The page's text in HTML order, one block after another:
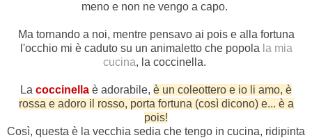
meno e non ne vengo a capo.
Ma tornando a noi, mentre pensavo ai pois e alla fortuna
l'occhio mi è caduto su un animaletto che popola la mia
cucina, la coccinella.
La coccinella è adorabile, è un coleottero e io li amo, è
rossa e adoro il rosso, porta fortuna (così dicono) e... è a
pois!
Così, questa è la vecchia sedia che tengo in cucina, ridipinta